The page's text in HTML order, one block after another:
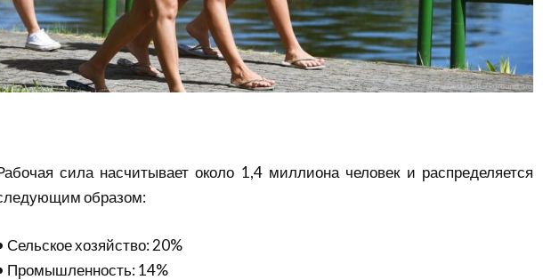
сила насчитывает около 1,4 миллиона человек и распределяется
образом:
Сельское хозяйство: 20%
Промышленность: 14%